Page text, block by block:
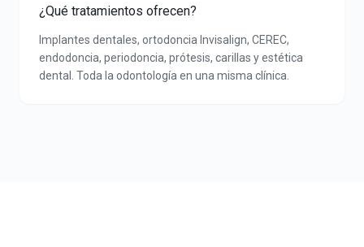
¿Qué tratamientos ofrecen?
Implantes dentales, ortodoncia Invisalign, CEREC,
endodoncia, periodoncia, prótesis, carillas y estética
dental. Toda la odontología en una misma clínica.